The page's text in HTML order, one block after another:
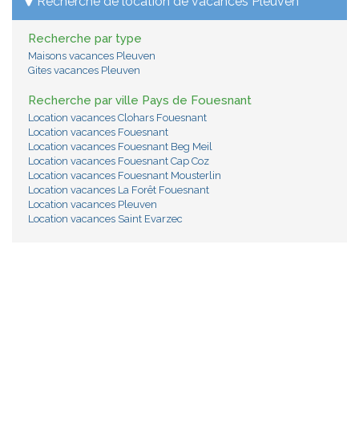
Recherche par type
Maisons vacances Pleuven
Gites vacances Pleuven
Recherche par ville Pays de Fouesnant
Location vacances Clohars Fouesnant
Location vacances Fouesnant
Location vacances Fouesnant Beg Meil
Location vacances Fouesnant Cap Coz
Location vacances Fouesnant Mousterlin
Location vacances La Forêt Fouesnant
Location vacances Pleuven
Location vacances Saint Evarzec